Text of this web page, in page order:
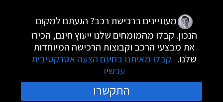
מעוניינים ברכישת רכב? הגעתם למקום
הנכון. קבלו מהמומחים שלנו ייעוץ חינם, הכירו
את מבצעי הרכב וקבוצות הרכישה המיוחדות
שלנו. קבלו מאיתנו בחינם הצעה אטרקטיבית
עכשיו
התקשרו